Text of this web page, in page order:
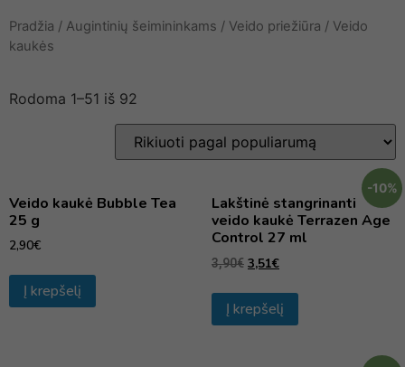
Pradžia / Augintinių šeimininkams / Veido priežiūra / Veido
kaukės
Rodoma 1–51 iš 92
Veido kaukė Bubble Tea
25 g
2,90€
Į krepšelį
-10%
Lakštinė stangrinanti
veido kaukė Terrazen Age
Control 27 ml
3,90€ 3,51€
Į krepšelį